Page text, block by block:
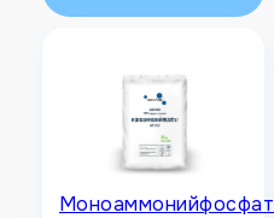
Моноаммонийфосфат